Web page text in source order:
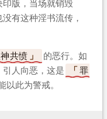
版，当场就销毁
有这种淫书流传，
神共愤
的恶行。如
人向恶，这是
罪
以此为警戒。